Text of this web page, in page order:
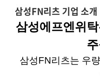
삼성FN리츠 기업 소개
삼성에프엔위
삼성FN리츠는 우